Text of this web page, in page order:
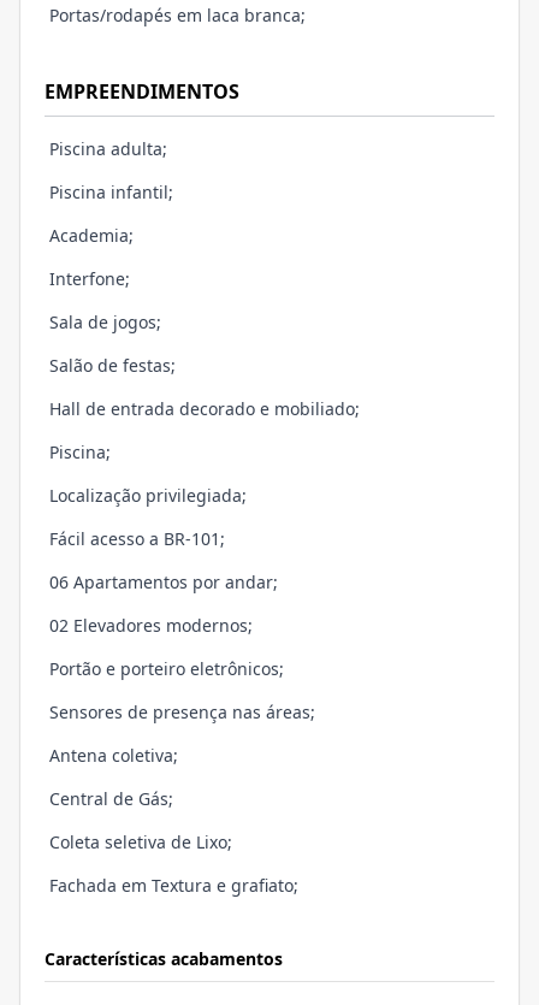
Características acabamentos
Portas/rodapés em laca branca;
EMPREENDIMENTOS
Piscina adulta;
Piscina infantil;
Academia;
Interfone;
Sala de jogos;
Salão de festas;
Hall de entrada decorado e mobiliado;
Piscina;
Localização privilegiada;
Fácil acesso a BR-101;
06 Apartamentos por andar;
02 Elevadores modernos;
Portão e porteiro eletrônicos;
Sensores de presença nas áreas;
Antena coletiva;
Central de Gás;
Coleta seletiva de Lixo;
Fachada em Textura e grafiato;